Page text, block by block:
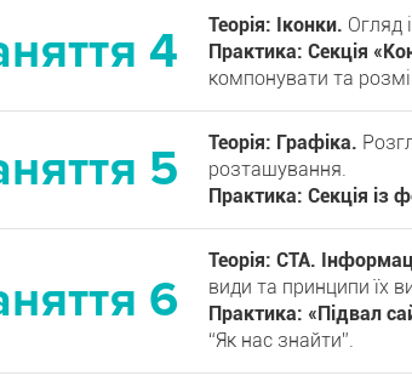
Теорія: Іконки. Огляд
Практика: Секція
компонувати та
Теорія: Графіка.
розташування.
Практика: Секція із
Теорія: CTA.
види та принципи їх
Практика: «Підвал
“Як нас знайти”.